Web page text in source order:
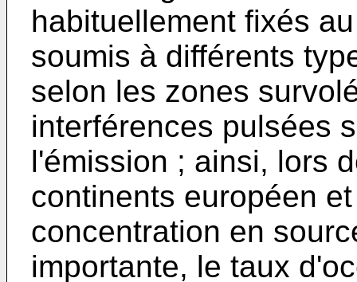
habituellement fixés
soumis à différents
selon les zones
interférences pulsées
l'émission ; ainsi, lors
continents européen
concentration en
importante, le taux